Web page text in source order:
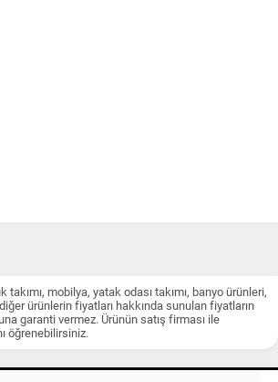
mobilya, yatak odası takımı, banyo ürünleri,
ürünlerin fiyatları hakkında sunulan fiyatların
garanti vermez. Ürünün satış firması ile
öğrenebilirsiniz.